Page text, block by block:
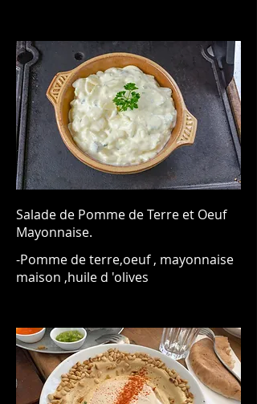
Salade de Pomme de Terre et Oeuf
Mayonnaise.
-Pomme de terre,oeuf , mayonnaise
maison ,huile d 'olives